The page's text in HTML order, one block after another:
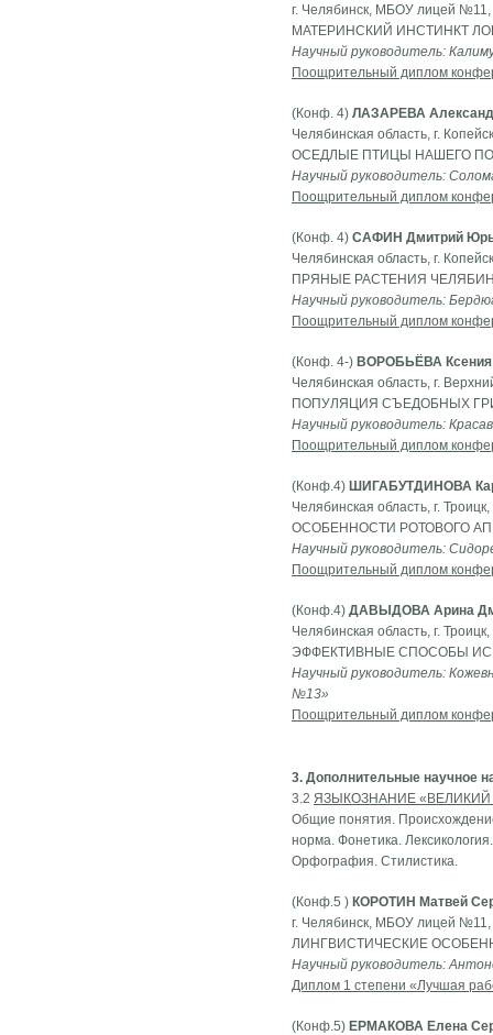
г. Челябинск, МБОУ лицей №11,
МАТЕРИНСКИЙ ИНСТИНКТ
Научный руководитель:
Поощрительный диплом
(Конф. 4) ЛАЗАРЕВА
Челябинская область, г.
ОСЕДЛЫЕ ПТИЦЫ НАШЕГО
Научный руководитель:
Поощрительный диплом
(Конф. 4) САФИН Дмитрий
Челябинская область, г.
ПРЯНЫЕ РАСТЕНИЯ
Научный руководитель:
Поощрительный диплом
(Конф. 4-) ВОРОБЬЁВА Ксения
Челябинская область, г.
ПОПУЛЯЦИЯ СЪЕДОБНЫХ
Научный руководитель:
Поощрительный диплом
(Конф.4) ШИГАБУТДИНОВА
Челябинская область, г.
ОСОБЕННОСТИ РОТОВОГО
Научный руководитель:
Поощрительный диплом
(Конф.4) ДАВЫДОВА Арина
Челябинская область, г.
ЭФФЕКТИВНЫЕ СПОСОБЫ
Научный руководитель:
№13»
Поощрительный диплом
3. Дополнительные научное
3.2 ЯЗЫКОЗНАНИЕ
Общие понятия.
норма. Фонетика.
Орфография. Стилистика.
(Конф.5 ) КОРОТИН Матвей
г. Челябинск, МБОУ лицей №11,
ЛИНГВИСТИЧЕСКИЕ
Научный руководитель:
Диплом 1 степени «Лучшая
(Конф.5) ЕРМАКОВА Елена